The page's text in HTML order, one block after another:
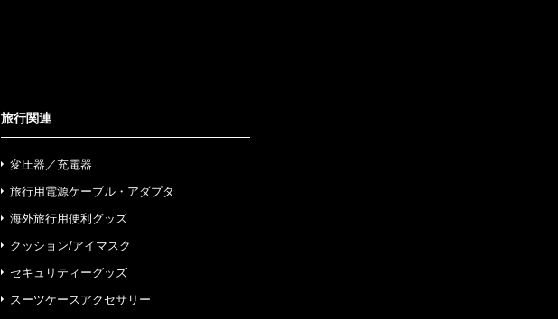
旅行関連
変圧器／充電器
旅行用電源ケーブル・アダプタ
海外旅行用便利グッズ
クッション/アイマスク
セキュリティーグッズ
スーツケースアクセサリー